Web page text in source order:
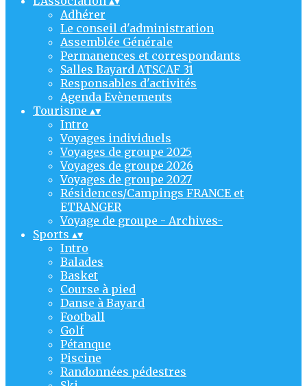
Adhérer
Le conseil d'administration
Assemblée Générale
Permanences et correspondants
Salles Bayard ATSCAF 31
Responsables d'activités
Agenda Evènements
Tourisme ▴▾
Intro
Voyages individuels
Voyages de groupe 2025
Voyages de groupe 2026
Voyages de groupe 2027
Résidences/Campings FRANCE et
ETRANGER
Voyage de groupe - Archives-
Sports ▴▾
Intro
Balades
Basket
Course à pied
Danse à Bayard
Football
Golf
Pétanque
Piscine
Randonnées pédestres